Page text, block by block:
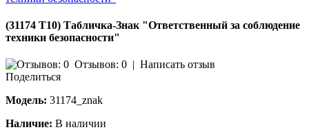
(31174 Т10) Табличка-Знак "Ответственный за соблюдение
техники безопасности"
Отзывов: 0 | Написать отзыв
Поделиться
Модель: 31174_znak
Наличие: В наличии